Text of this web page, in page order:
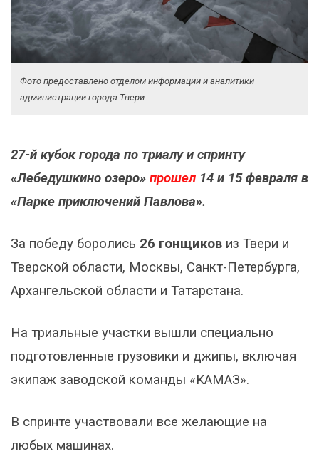
Фото предоставлено отделом информации и аналитики
администрации города Твери
27-й кубок города по триалу и спринту
«Лебедушкино озеро» прошел 14 и 15 февраля в
«Парке приключений Павлова».
За победу боролись 26 гонщиков из Твери и
Тверской области, Москвы, Санкт-Петербурга,
Архангельской области и Татарстана.
На триальные участки вышли специально
подготовленные грузовики и джипы, включая
экипаж заводской команды «КАМАЗ».
В спринте участвовали все желающие на
любых машинах.